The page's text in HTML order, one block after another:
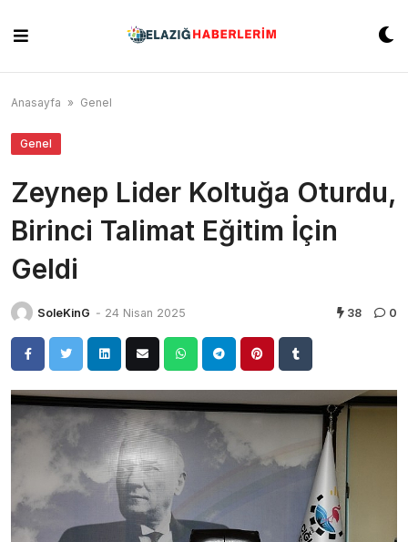
content
Anasayfa » Genel
Genel
Zeynep Lider Koltuğa Oturdu,
Birinci Talimat Eğitim İçin
Geldi
SoleKinG - 24 Nisan 2025 38 0